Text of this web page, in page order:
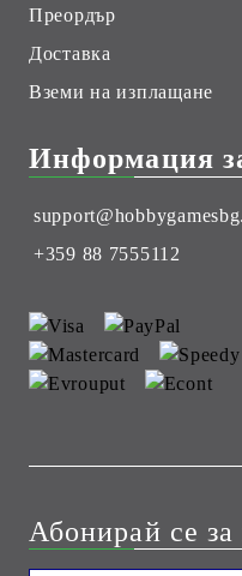
Преордър
Доставка
Вземи на изплащане
Информация
+359 88 7555112
Абонирай се